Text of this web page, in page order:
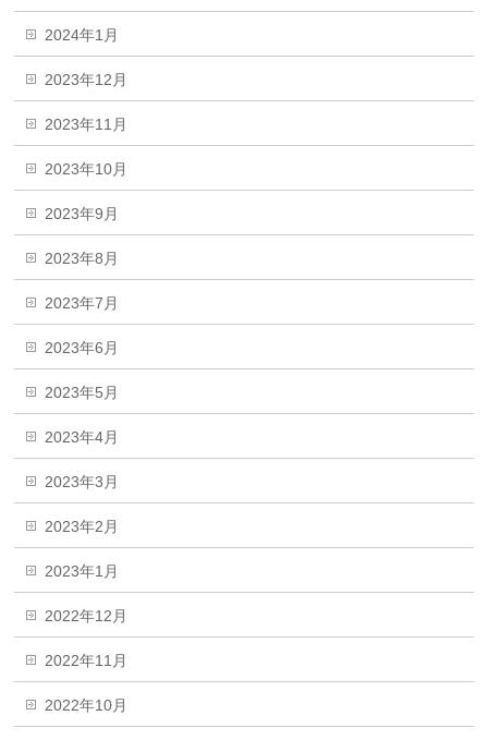
2024年1月
2023年12月
2023年11月
2023年10月
2023年9月
2023年8月
2023年7月
2023年6月
2023年5月
2023年4月
2023年3月
2023年2月
2023年1月
2022年12月
2022年11月
2022年10月